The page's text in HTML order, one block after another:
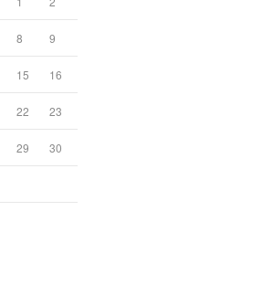
8 9
15 16
22 23
29 30